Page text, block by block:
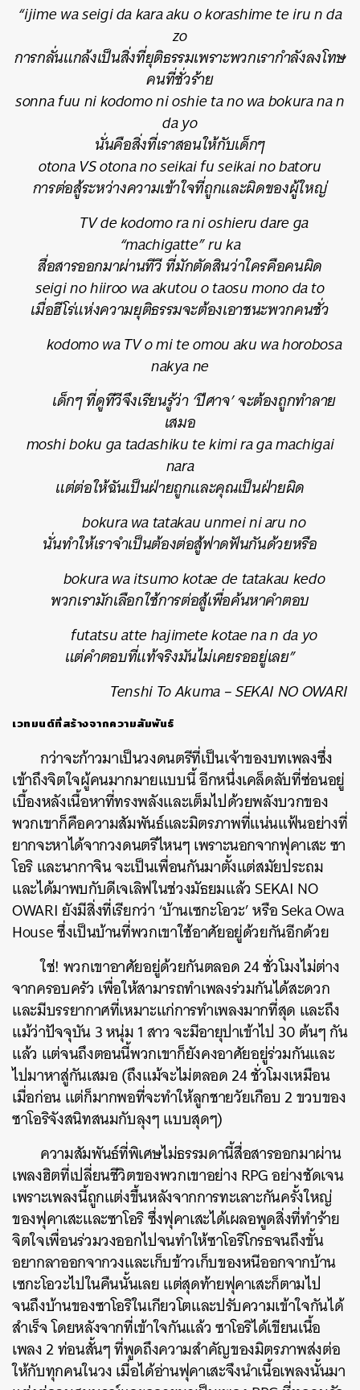
“ijime wa seigi da kara aku o korashime te iru n da
zo
การกลั่นแกล้งเป็นสิ่งที่ยุติธรรมเพราะพวกเรากำลังลงโทษ
คนที่ชั่วร้าย
sonna fuu ni kodomo ni oshie ta no wa bokura na n
da yo
นั่นคือสิ่งที่เราสอนให้กับเด็กๆ
otona VS otona no seikai fu seikai no batoru
การต่อสู้ระหว่างความเข้าใจที่ถูกและผิดของผู้ใหญ่
TV de kodomo ra ni oshieru dare ga
“machigatte” ru ka
สื่อสารออกมาผ่านทีวี ที่มักตัดสินว่าใครคือคนผิด
seigi no hiiroo wa akutou o taosu mono da to
เมื่อฮีโร่แห่งความยุติธรรมจะต้องเอาชนะพวกคนชั่ว
kodomo wa TV o mi te omou aku wa horobosa
nakya ne
เด็กๆ ที่ดูทีวีจึงเรียนรู้ว่า ‘ปีศาจ’ จะต้องถูกทำลาย
เสมอ
moshi boku ga tadashiku te kimi ra ga machigai
nara
แต่ต่อให้ฉันเป็นฝ่ายถูกและคุณเป็นฝ่ายผิด
bokura wa tatakau unmei ni aru no
นั่นทำให้เราจำเป็นต้องต่อสู้ฟาดฟันกันด้วยหรือ
bokura wa itsumo kotae de tatakau kedo
พวกเรามักเลือกใช้การต่อสู้เพื่อค้นหาคำตอบ
futatsu atte hajimete kotae na n da yo
แต่คำตอบที่แท้จริงมันไม่เคยรออยู่เลย”
Tenshi To Akuma – SEKAI NO OWARI
เวทมนต์ที่สร้างจากความสัมพันธ์
กว่าจะก้าวมาเป็นวงดนตรีที่เป็นเจ้าของบทเพลงซึ่ง
เข้าถึงจิตใจผู้คนมากมายแบบนี้ อีกหนึ่งเคล็ดลับที่ซ่อนอยู่
เบื้องหลังเนื้อหาที่ทรงพลังและเต็มไปด้วยพลังบวกของ
พวกเขาก็คือความสัมพันธ์และมิตรภาพที่แน่นแฟ้นอย่างที่
ยากจะหาได้จากวงดนตรีไหนๆ เพราะนอกจากฟุคาเสะ ซา
โอริ และนากาจิน จะเป็นเพื่อนกันมาตั้งแต่สมัยประถม
และได้มาพบกับดีเจเลิฟในช่วงมัธยมแล้ว SEKAI NO
OWARI ยังมีสิ่งที่เรียกว่า ‘บ้านเซกะโอวะ’ หรือ Seka Owa
House ซึ่งเป็นบ้านที่พวกเขาใช้อาศัยอยู่ด้วยกันอีกด้วย
ใช่! พวกเขาอาศัยอยู่ด้วยกันตลอด 24 ชั่วโมงไม่ต่าง
จากครอบครัว เพื่อให้สามารถทำเพลงร่วมกันได้สะดวก
และมีบรรยากาศที่เหมาะแก่การทำเพลงมากที่สุด และถึง
แม้ว่าปัจจุบัน 3 หนุ่ม 1 สาว จะมีอายุปาเข้าไป 30 ต้นๆ กัน
แล้ว แต่จนถึงตอนนี้พวกเขาก็ยังคงอาศัยอยู่ร่วมกันและ
ไปมาหาสู่กันเสมอ (ถึงแม้จะไม่ตลอด 24 ชั่วโมงเหมือน
เมื่อก่อน แต่ก็มากพอที่จะทำให้ลูกชายวัยเกือบ 2 ขวบของ
ซาโอริจังสนิทสนมกับลุงๆ แบบสุดๆ)
ความสัมพันธ์ที่พิเศษไม่ธรรมดานี้สื่อสารออกมาผ่าน
เพลงฮิตที่เปลี่ยนชีวิตของพวกเขาอย่าง RPG อย่างชัดเจน
เพราะเพลงนี้ถูกแต่งขึ้นหลังจากการทะเลาะกันครั้งใหญ่
ของฟุคาเสะและซาโอริ ซึ่งฟุคาเสะได้เผลอพูดสิ่งที่ทำร้าย
จิตใจเพื่อนร่วมวงออกไปจนทำให้ซาโอริโกรธจนถึงขั้น
อยากลาออกจากวงและเก็บข้าวเก็บของหนีออกจากบ้าน
เซกะโอวะไปในคืนนั้นเลย แต่สุดท้ายฟุคาเสะก็ตามไป
จนถึงบ้านของซาโอริในเกียวโตและปรับความเข้าใจกันได้
สำเร็จ โดยหลังจากที่เข้าใจกันแล้ว ซาโอริได้เขียนเนื้อ
เพลง 2 ท่อนสั้นๆ ที่พูดถึงความสำคัญของมิตรภาพส่งต่อ
ให้กับทุกคนในวง เมื่อได้อ่านฟุคาเสะจึงนำเนื้อเพลงนั้นมา